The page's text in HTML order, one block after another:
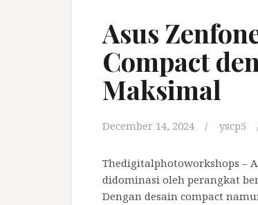
Asus
Compact
Maksimal
December 14, 2024 yscp5
Thedigitalphotoworkshops –
didominasi oleh perangkat
Dengan desain compact